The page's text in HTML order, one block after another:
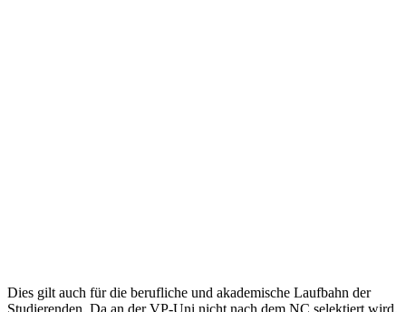
Dies gilt auch für die berufliche und akademische Laufbahn der
Studierenden. Da an der VP-Uni nicht nach dem NC selektiert wird,